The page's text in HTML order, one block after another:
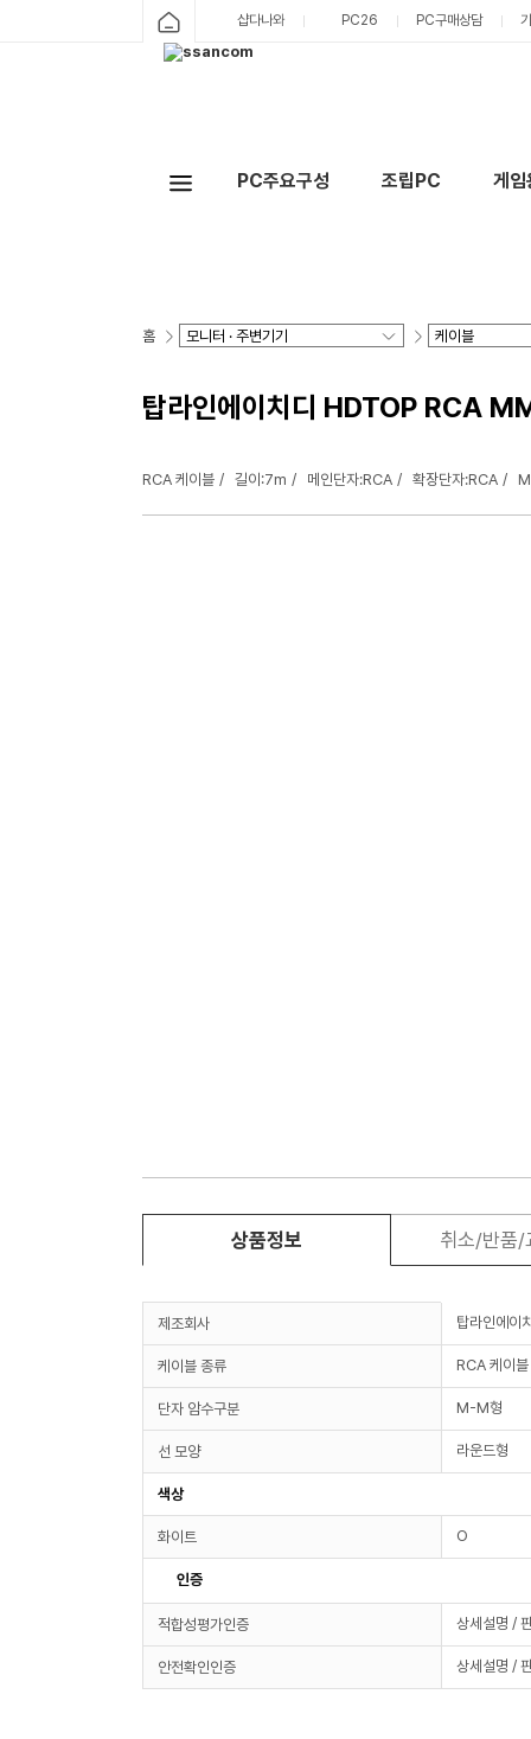
샵다나와 PC26 PC구매상담
PC주요구성 조립PC 게
홈
탑라인에이치디 HDTOP RCA
RCA 케이블 길이:7m 메인단자:RCA 확장단자:RCA
상품정보 취소/반품/
제조회사 탑라인에이
케이블 종류 RCA 케이블
단자 암수구분 M-M형
선 모양 라운드형
색상
화이트 O
인증
적합성평가인증 상세설명 /
안전확인인증 상세설명 /